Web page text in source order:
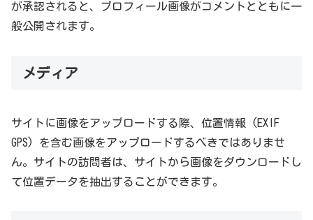
が承認されると、プロフィール画像がコメントとともに一
般公開されます。
メディア
サイトに画像をアップロードする際、位置情報 (EXIF
GPS) を含む画像をアップロードするべきではありませ
ん。サイトの訪問者は、サイトから画像をダウンロードし
て位置データを抽出することができます。